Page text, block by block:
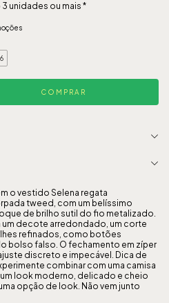
unidades ou mais *
o vestido Selena regata
tweed, com um belíssimo
de brilho sutil do fio metalizado.
decote arredondado, um corte
refinados, como botões
bolso falso. O fechamento em zíper
discreto e impecável. Dica de
combinar com uma camisa
look moderno, delicado e cheio
opção de look. Não vem junto